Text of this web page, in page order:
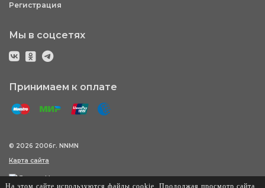
Регистрация
Мы в соцсетях
Принимаем к оплате
© 2026 2006г. NNMN
Карта сайта
На этом сайте используются файлы cookie. Продолжая просмотр сайта,